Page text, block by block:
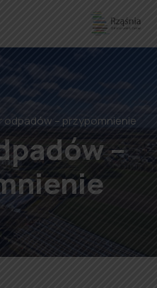
odpadów – przypomnienie
–